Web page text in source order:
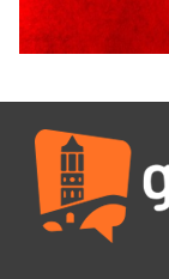
6 Αυγούστου 2026
Υπογραφή
6 Αυγούστου 2026
Σε απόγνωση
6 Αυγούστου 2026
ΔΙΑΚΟΠΗ
6 Αυγούστου 2026